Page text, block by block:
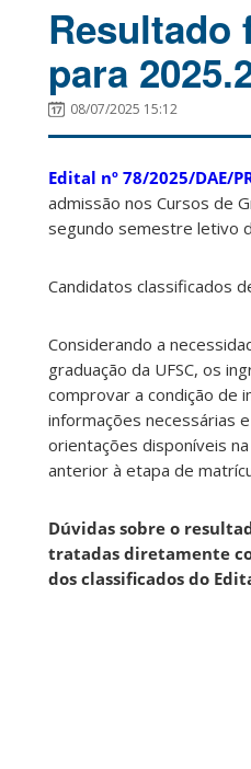
Resultado
para
08/07/2025 15:12
Edital nº 78/2025/DAE/
admissão nos Cursos de
segundo semestre letivo
Candidatos classificados
Considerando a
graduação da UFSC, os
comprovar a condição de
informações necessárias
orientações disponíveis na
anterior à etapa de
Dúvidas sobre o
tratadas diretamente
dos classificados do